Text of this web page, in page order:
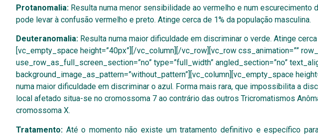
Protanomalia: Resulta numa menor sensibilidade ao vermelho e num
pode levar à confusão vermelho e preto. Atinge cerca de 1% da população masculina.
Deuteranomalia: Resulta numa maior dificuldade em discriminar o verde. Atinge
[vc_empty_space height=”40px”][/vc_column][/vc_row][vc_row css_animation=””
use_row_as_full_screen_section=”no” type=”full_width” angled_section=”no”
background_image_as_pattern=”without_pattern”][vc_column][vc_empty_space
numa maior dificuldade em discriminar o azul. Forma mais rara, que impossibilita a
local afetado situa-se no cromossoma 7 ao contrário das outros Tricromatismos
cromossoma X.
Tratamento: Até o momento não existe um tratamento definitivo e específico